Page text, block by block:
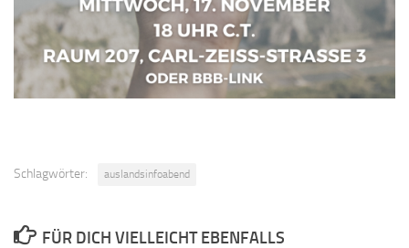
Schlagwörter: auslandsinfoabend
FÜR DICH VIELLEICHT EBENFALLS